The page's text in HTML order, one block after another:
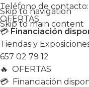
Skip to navigation
Skip to main content
Teléfono de contacto:
OFERTAS
💳 Financiación
Tiendas y
657 02 79 12
🔥 OFERTAS
💳 Financiación